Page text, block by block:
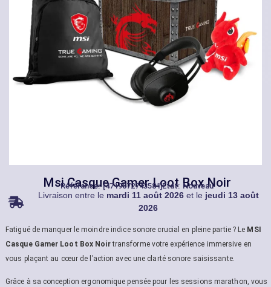
Msi Casque Gamer Loot Box Noir
Référance: [4719072743581]État: Nouveau
Livraison entre le mardi 11 août 2026et le jeudi 13 août
2026
Fatigué de manquer le moindre indice sonore crucial en pleine partie ? Le MSI
Casque Gamer Loot Box Noirtransforme votre expérience immersive en
vous plaçant au cœur de l’action avec une clarté sonore saisissante.
Grâce à sa conception ergonomique pensée pour les sessions marathon, vous